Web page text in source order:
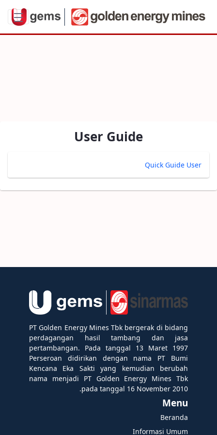
Payment Request Approval & Tracking
User Guide
Quick Guide User
PT Golden Energy Mines Tbk bergerak di bidang
perdagangan hasil tambang dan jasa
pertambangan. Pada tanggal 13 Maret 1997
Perseroan didirikan dengan nama PT Bumi
Kencana Eka Sakti yang kemudian berubah
nama menjadi PT Golden Energy Mines Tbk
pada tanggal 16 November 2010.
Menu
Beranda
Informasi Umum